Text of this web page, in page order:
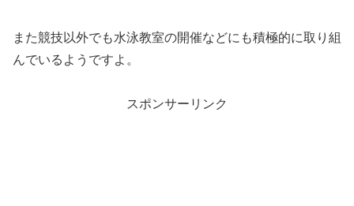
また競技以外でも水泳教室の開催などにも積極的に取り組
んでいるようですよ。
スポンサーリンク